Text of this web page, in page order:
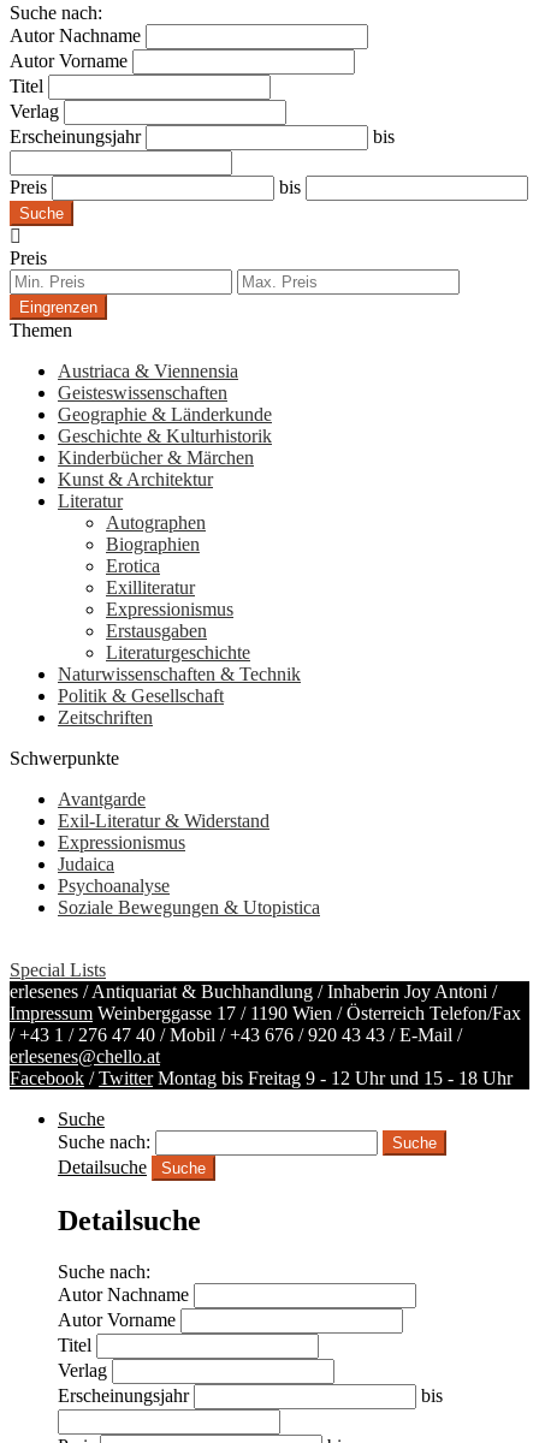
Suche nach:
Autor Nachname
Autor Vorname
Titel
Verlag
Erscheinungsjahr
bis
Preis bis
Suche
Preis
Eingrenzen
Themen
Austriaca & Viennensia
Geisteswissenschaften
Geographie & Länderkunde
Geschichte & Kulturhistorik
Kinderbücher & Märchen
Kunst & Architektur
Literatur
Autographen
Biographien
Erotica
Exilliteratur
Expressionismus
Erstausgaben
Literaturgeschichte
Naturwissenschaften & Technik
Politik & Gesellschaft
Zeitschriften
Schwerpunkte
Avantgarde
Exil-Literatur & Widerstand
Expressionismus
Judaica
Psychoanalyse
Soziale Bewegungen & Utopistica
Special Lists
erlesenes / Antiquariat & Buchhandlung / Inhaberin Joy Antoni /
Impressum Weinberggasse 17 / 1190 Wien / Österreich Telefon/Fax
/+43 1 / 276 47 40 / Mobil /+43 676 / 920 43 43 / E-Mail /
erlesenes@chello.at
Facebook /Twitter Montag bis Freitag 9 - 12 Uhr und 15 - 18 Uhr
Suche
Suche nach:
Detailsuche
Suche
Detailsuche
Suche nach:
Autor Nachname
Autor Vorname
Titel
Verlag
Erscheinungsjahr
bis